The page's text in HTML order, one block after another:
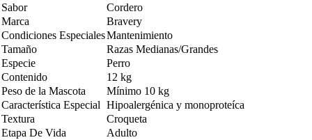
Sabor
Cordero
Marca
Bravery
Condiciones EspecialesMantenimiento
Tamaño
Razas Medianas/Grandes
Especie
Perro
Contenido
12 kg
Peso de la Mascota
Mínimo 10 kg
Característica Especial Hipoalergénica y monoproteíca
Textura
Croqueta
Etapa De Vida
Adulto